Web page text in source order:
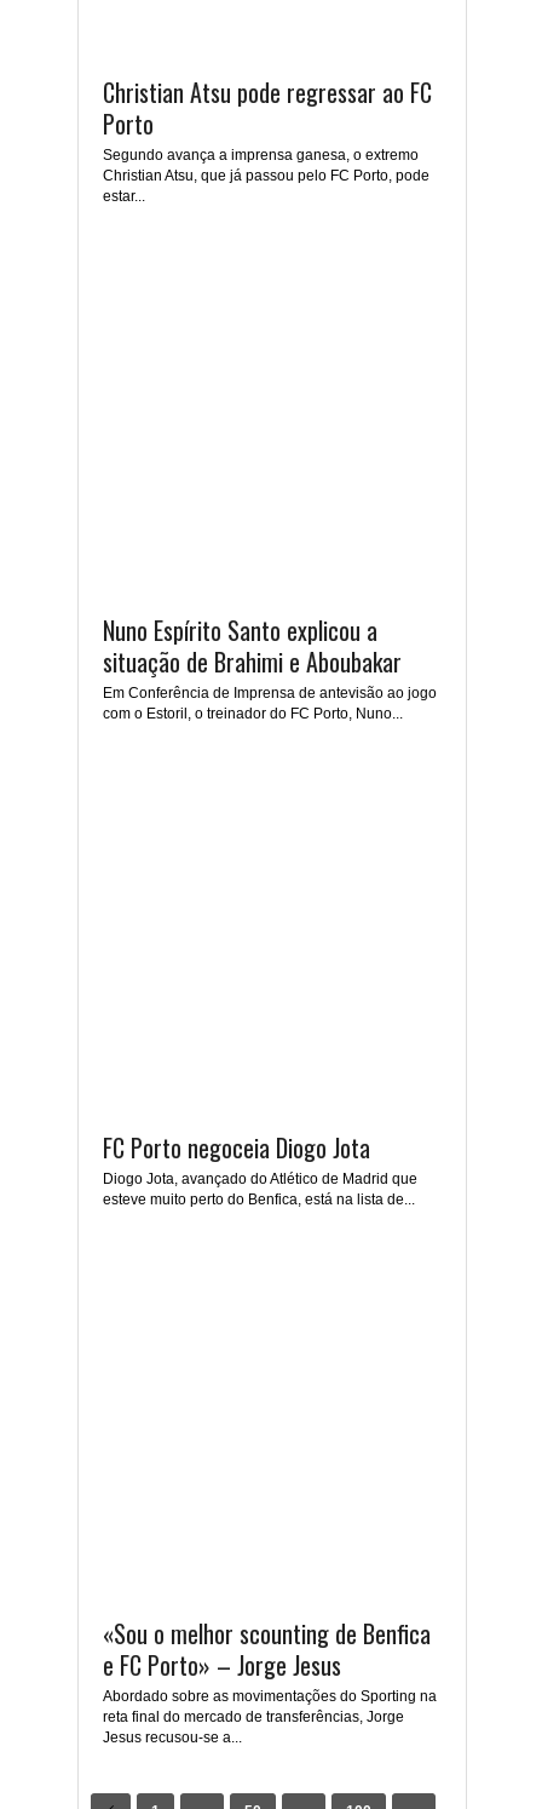
Christian Atsu pode regressar ao FC
Porto
Segundo avança a imprensa ganesa, o extremo
Christian Atsu, que já passou pelo FC Porto, pode
estar...
Nuno Espírito Santo explicou a
situação de Brahimi e Aboubakar
Em Conferência de Imprensa de antevisão ao jogo
com o Estoril, o treinador do FC Porto, Nuno...
FC Porto negoceia Diogo Jota
Diogo Jota, avançado do Atlético de Madrid que
esteve muito perto do Benfica, está na lista de...
«Sou o melhor scounting de Benfica
e FC Porto» – Jorge Jesus
Abordado sobre as movimentações do Sporting na
reta final do mercado de transferências, Jorge
Jesus recusou-se a...